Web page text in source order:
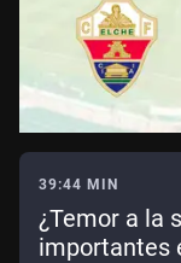
39:44 MIN
¿Temor a la
importantes